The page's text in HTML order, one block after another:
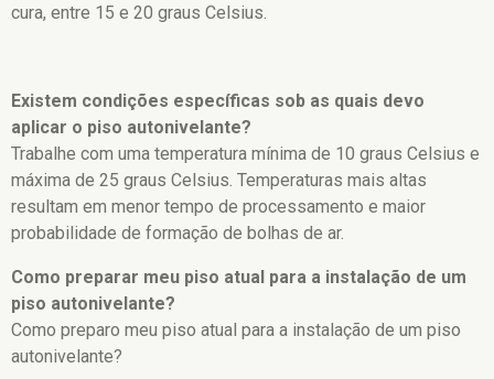
cura, entre 15 e 20 graus Celsius.
Existem condições específicas sob as quais devo
aplicar o piso autonivelante?
Trabalhe com uma temperatura mínima de 10 graus Celsius e
máxima de 25 graus Celsius. Temperaturas mais altas
resultam em menor tempo de processamento e maior
probabilidade de formação de bolhas de ar.
Como preparar meu piso atual para a instalação de um
piso autonivelante?
Como preparo meu piso atual para a instalação de um piso
autonivelante?